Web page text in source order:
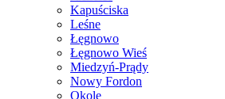
Kapuściska
Leśne
Łęgnowo
Łęgnowo Wieś
Miedzyń-Prądy
Nowy Fordon
Okole